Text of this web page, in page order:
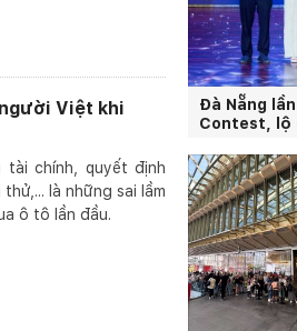
Việt khi
tài chính, quyết định
là những sai lầm
ô tô lần đầu.
Đà Nẵng
Contest, lộ